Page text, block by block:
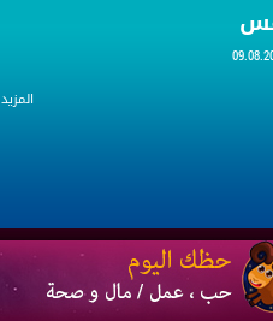
المزيد